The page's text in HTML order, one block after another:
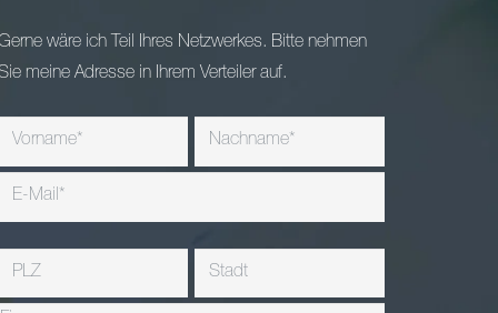
wäre ich Teil Ihres Netzwerkes. Bitte nehmen
meine Adresse in Ihrem Verteiler auf.